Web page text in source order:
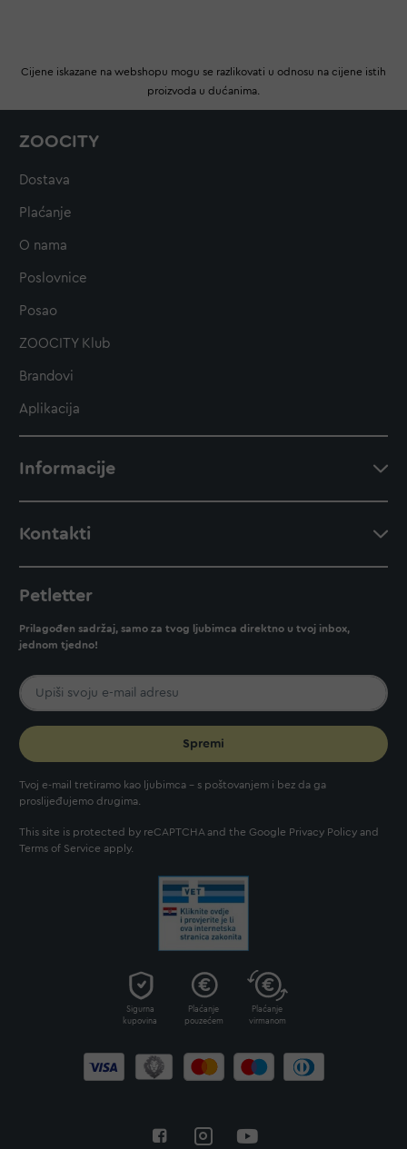
Cijene iskazane na webshopu mogu se razlikovati u odnosu na cijene istih
proizvoda u dućanima.
ZOOCITY
Dostava
Plaćanje
O nama
Poslovnice
Posao
ZOOCITY Klub
Brandovi
Aplikacija
Informacije
Kontakti
Petletter
Prilagođen sadržaj, samo za tvog ljubimca direktno u tvoj inbox,
jednom tjedno!
Spremi
Tvoj e-mail tretiramo kao ljubimca - s poštovanjem i bez da ga
proslijeđujemo drugima.
This site is protected by reCAPTCHA and the Google Privacy Policy and
Terms of Service apply.
Sigurna
kupovina
Plaćanje
pouzećem
Plaćanje
virmanom